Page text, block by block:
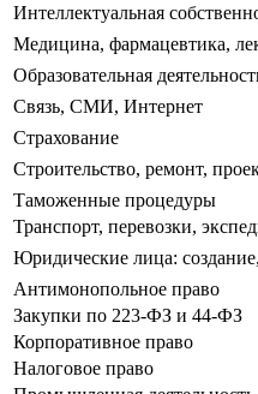
Интеллектуальная
Медицина, фармацевтика,
Образовательная
Связь, СМИ, Интернет
Страхование
Строительство, ремонт,
Таможенные процедуры
Транспорт, перевозки,
Юридические лица:
Антимонопольное право
Закупки по 223-ФЗ и 44-ФЗ
Корпоративное право
Налоговое право